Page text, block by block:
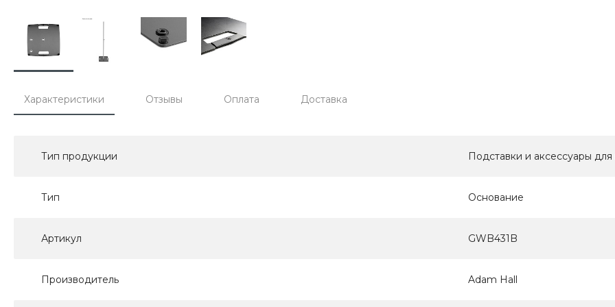
Характеристики Отзывы Оплата Доставка
Тип продукции Подставки и аксессуары
Тип Основание
Артикул GWB431B
Производитель Adam Hall